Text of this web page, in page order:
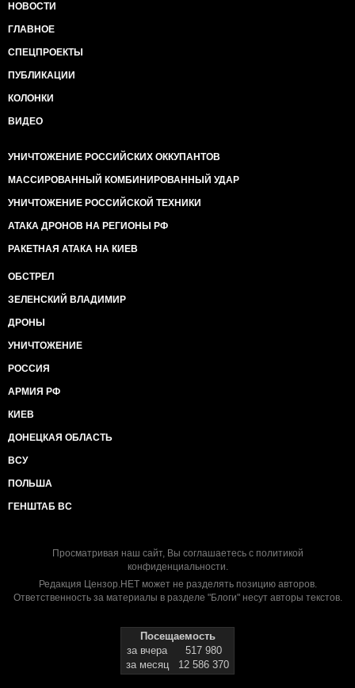
НОВОСТИ
ГЛАВНОЕ
СПЕЦПРОЕКТЫ
ПУБЛИКАЦИИ
КОЛОНКИ
ВИДЕО
УНИЧТОЖЕНИЕ РОССИЙСКИХ ОККУПАНТОВ
МАССИРОВАННЫЙ КОМБИНИРОВАННЫЙ УДАР
УНИЧТОЖЕНИЕ РОССИЙСКОЙ ТЕХНИКИ
АТАКА ДРОНОВ НА РЕГИОНЫ РФ
РАКЕТНАЯ АТАКА НА КИЕВ
ОБСТРЕЛ
ЗЕЛЕНСКИЙ ВЛАДИМИР
ДРОНЫ
УНИЧТОЖЕНИЕ
РОССИЯ
АРМИЯ РФ
КИЕВ
ДОНЕЦКАЯ ОБЛАСТЬ
ВСУ
ПОЛЬША
ГЕНШТАБ ВС
Просматривая наш сайт, Вы соглашаетесь с политикой
конфиденциальности.
Редакция Цензор.НЕТ может не разделять позицию авторов.
Ответственность за материалы в разделе "Блоги" несут авторы текстов.
Посещаемость
за вчера
517 980
за месяц
12 586 370